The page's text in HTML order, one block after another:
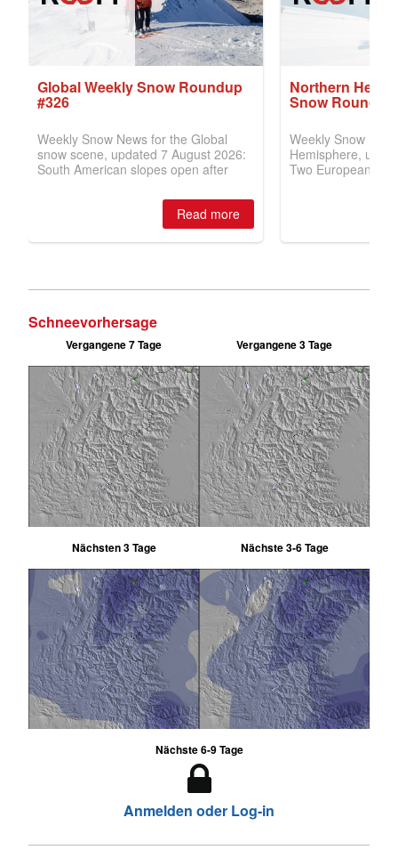
Schneevorhersage
Vergangene 7 Tage Vergangene 3 Tage
Nächsten 3 Tage Nächste 3-6 Tage
Nächste 6-9 Tage
Anmelden oder Log-in